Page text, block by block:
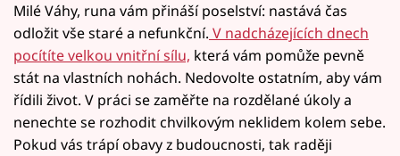
Milé Váhy, runa vám přináší poselství: nastává čas
odložit vše staré a nefunkční. V nadcházejících dnech
pocítíte velkou vnitřní sílu, která vám pomůže pevně
stát na vlastních nohách. Nedovolte ostatním, aby vám
řídili život. V práci se zaměřte na rozdělané úkoly a
nenechte se rozhodit chvilkovým neklidem kolem sebe.
Pokud vás trápí obavy z budoucnosti, tak raději